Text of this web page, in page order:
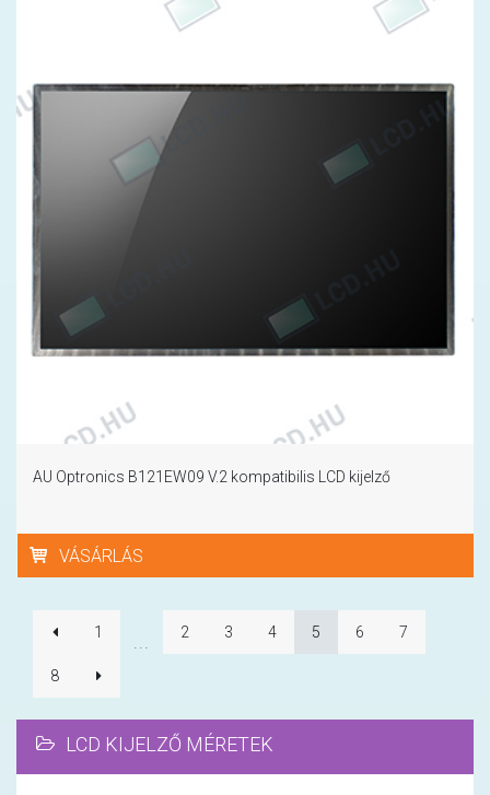
AU Optronics B121EW09 V.2 kompatibilis LCD kijelző
VÁSÁRLÁS
1 ... 2 3 4 5 6 7
8
LCD KIJELZŐ MÉRETEK